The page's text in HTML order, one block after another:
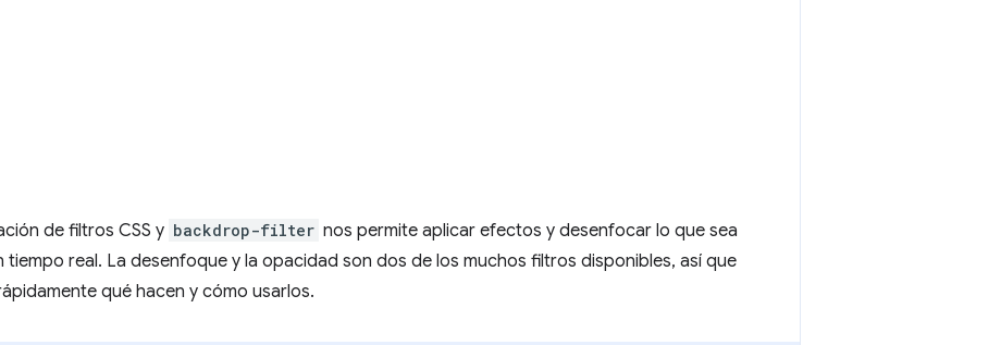
de filtros CSS y backdrop-filter nos permite aplicar efectos y desenfocar lo que sea
tiempo real. La desenfoque y la opacidad son dos de los muchos filtros disponibles, así que
qué hacen y cómo usarlos.